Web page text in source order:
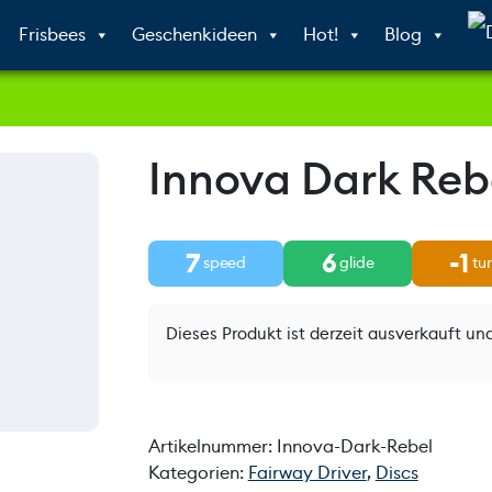
Frisbees Geschenkideen Hot!
Blog
Innova Dark
7speed 6glide -1
Dieses Produkt ist derzeit ausverkauft
Artikelnummer: Innova-Dark-Rebel
Kategorien: Fairway Driver, Discs